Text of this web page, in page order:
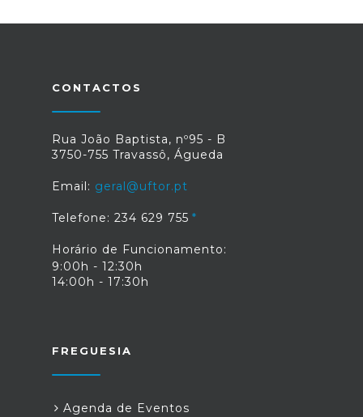
CONTACTOS
Rua João Baptista, nº95 - B
3750-755 Travassô, Águeda
Email: geral@uftor.pt
Telefone: 234 629 755
Horário de Funcionamento:
9:00h - 12:30h
14:00h - 17:30h
FREGUESIA
Agenda de Eventos